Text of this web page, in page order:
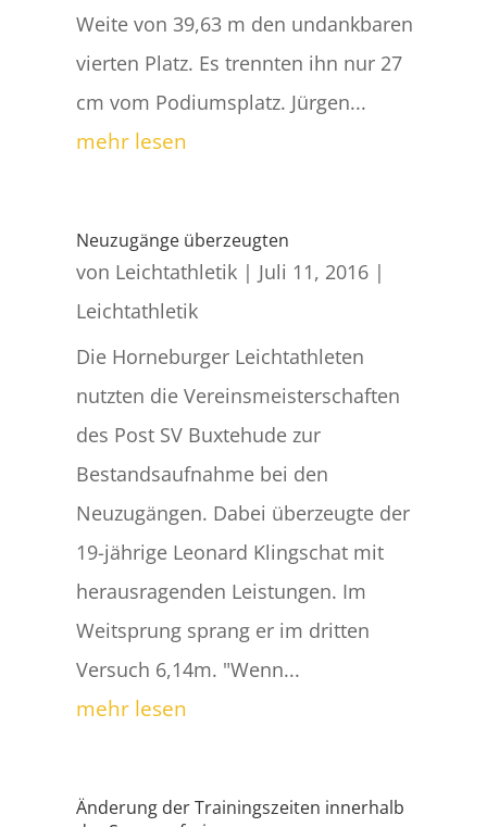
Weite von 39,63 m den undankbaren
vierten Platz. Es trennten ihn nur 27
cm vom Podiumsplatz. Jürgen...
mehr lesen
Neuzugänge überzeugten
von Leichtathletik| Juli 11, 2016|
Leichtathletik
Die Horneburger Leichtathleten
nutzten die Vereinsmeisterschaften
des Post SV Buxtehude zur
Bestandsaufnahme bei den
Neuzugängen. Dabei überzeugte der
19-jährige Leonard Klingschat mit
herausragenden Leistungen. Im
Weitsprung sprang er im dritten
Versuch 6,14m. "Wenn...
mehr lesen
Änderung der Trainingszeiten innerhalb